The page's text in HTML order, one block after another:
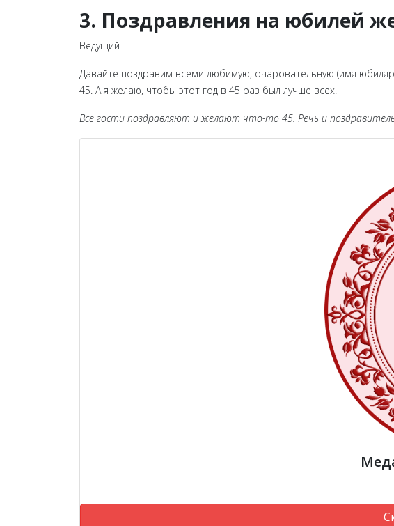
3. Поздравления на юбилей
Ведущий
Давайте поздравим всеми любимую, очаровательную (имя
45. А я желаю, чтобы этот год в 45 раз был лучше всех!
Все гости поздравляют и желают что-то 45. Речь и